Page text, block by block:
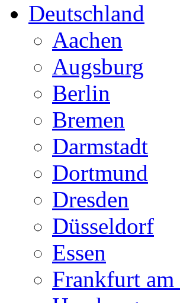
Deutschland
Aachen
Augsburg
Berlin
Bremen
Darmstadt
Dortmund
Dresden
Düsseldorf
Essen
Frankfurt